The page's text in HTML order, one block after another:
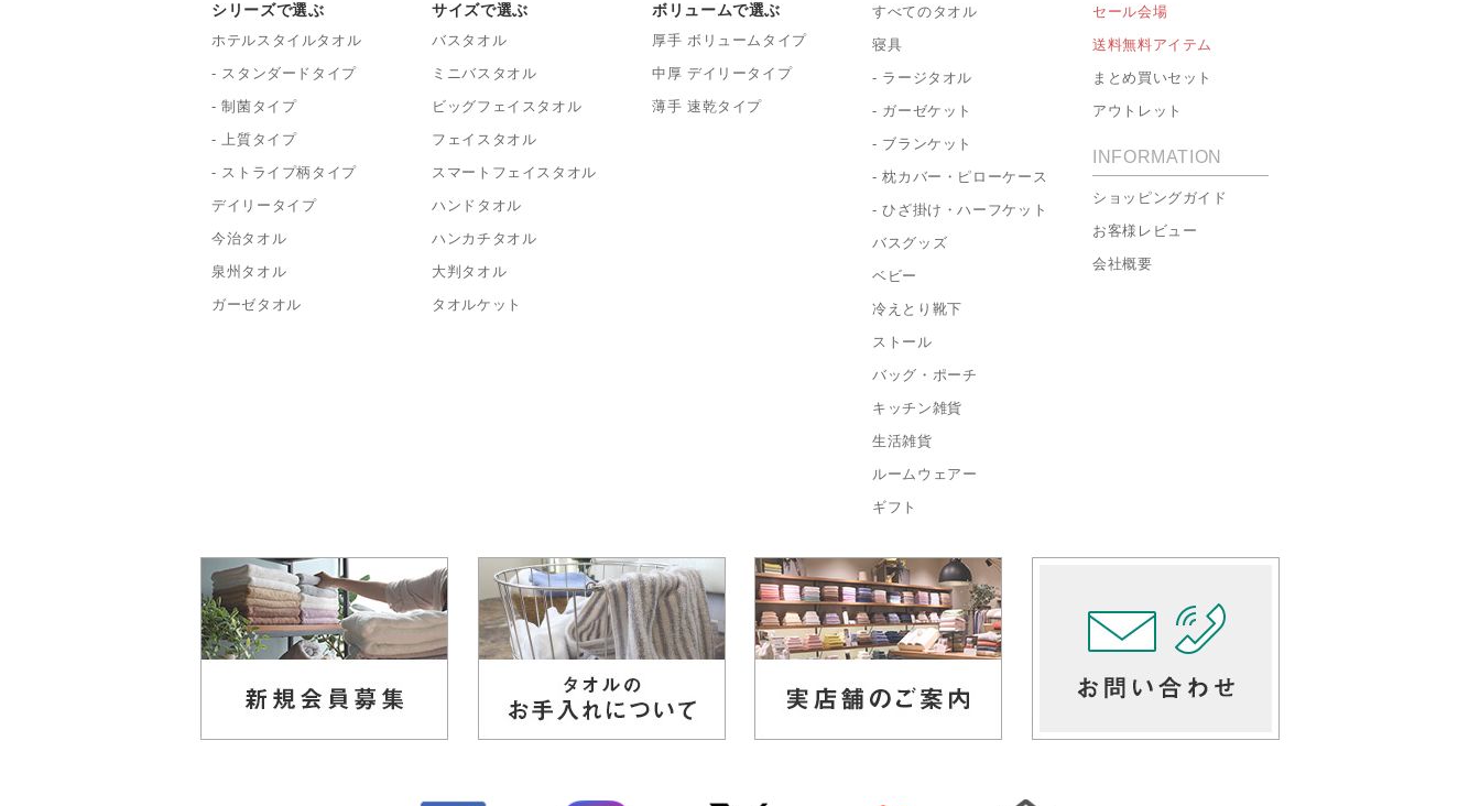
シリーズで選ぶ
ホテルスタイルタオル
- スタンダードタイプ
- 制菌タイプ
- 上質タイプ
- ストライプ柄タイプ
デイリータイプ
今治タオル
泉州タオル
ガーゼタオル
サイズで選ぶ
バスタオル
ミニバスタオル
ビッグフェイスタオル
フェイスタオル
スマートフェイスタオル
ハンドタオル
ハンカチタオル
大判タオル
タオルケット
ボリュームで選ぶ
厚手 ボリュームタイプ
中厚 デイリータイプ
薄手 速乾タイプ
すべてのタオル
寝具
- ラージタオル
- ガーゼケット
- ブランケット
- 枕カバー・ピローケース
- ひざ掛け・ハーフケット
バスグッズ
ベビー
冷えとり靴下
ストール
バッグ・ポーチ
キッチン雑貨
生活雑貨
ルームウェアー
ギフト
セール会場
送料無料アイテム
まとめ買いセット
アウトレット
INFORMATION
ショッピングガイド
お客様レビュー
会社概要